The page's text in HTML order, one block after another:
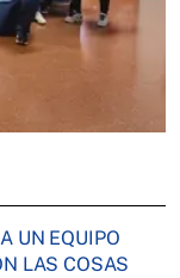
UN EQUIPO
LAS COSAS